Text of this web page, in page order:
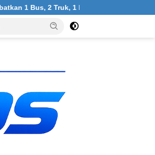
Truk, 1 Mobil, 1 Sepeda Motor